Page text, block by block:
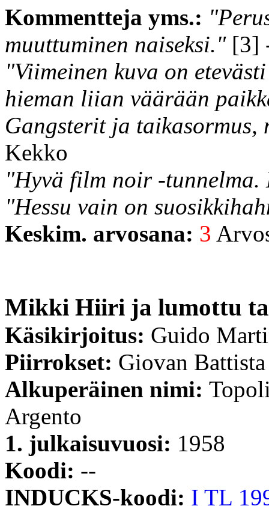
Kommentteja yms.:
muuttuminen naiseksi."[3]
"Viimeinen kuva on
hieman liian väärään
Gangsterit ja
Kekko
"Hyvä film noir -tunnelma.
"Hessu vain on
Keskim. arvosana: 3
Mikki Hiiri ja lumottu
Käsikirjoitus: Guido
Piirrokset: Giovan
Alkuperäinen nimi:
Argento
1. julkaisuvuosi: 1958
Koodi: --
INDUCKS-koodi: I TL